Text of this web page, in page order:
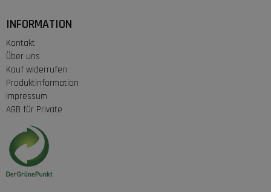
INFORMATION
Kontakt
Über uns
Kauf widerrufen
Produktinformation
Impressum
AGB für Private